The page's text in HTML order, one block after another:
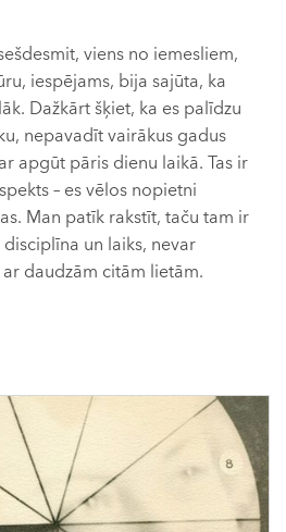
viens no iemesliem,
iespējams, bija sajūta, ka
Dažkārt šķiet, ka es palīdzu
nepavadīt vairākus gadus
apgūt pāris dienu laikā. Tas ir
– es vēlos nopietni
Man patīk rakstīt, taču tam ir
un laiks, nevar
daudzām citām lietām.